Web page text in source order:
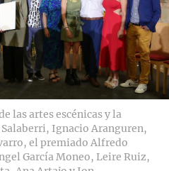
las artes escénicas y la
Ignacio Aranguren,
el premiado Alfredo
García Moneo, Leire Ruiz,